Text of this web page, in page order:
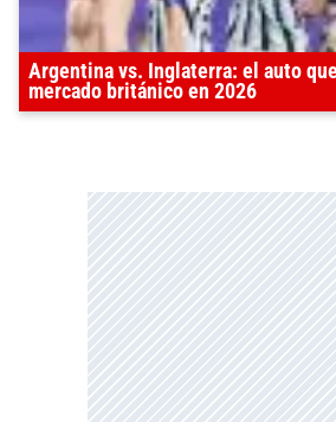
Argentina vs. Inglaterra: el auto
mercado británico en 2026